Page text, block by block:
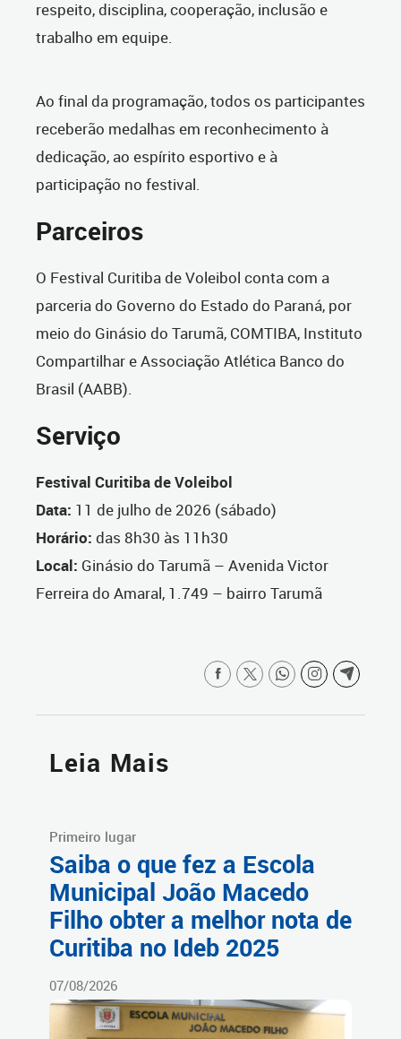
respeito, disciplina, cooperação, inclusão e
trabalho em equipe.
Ao final da programação, todos os participantes
receberão medalhas em reconhecimento à
dedicação, ao espírito esportivo e à
participação no festival.
Parceiros
O Festival Curitiba de Voleibol conta com a
parceria do Governo do Estado do Paraná, por
meio do Ginásio do Tarumã, COMTIBA, Instituto
Compartilhar e Associação Atlética Banco do
Brasil (AABB).
Serviço
Festival Curitiba de Voleibol
Data: 11 de julho de 2026 (sábado)
Horário: das 8h30 às 11h30
Local: Ginásio do Tarumã – Avenida Victor
Ferreira do Amaral, 1.749 – bairro Tarumã
Leia Mais
Primeiro lugar
Saiba o que fez a Escola
Municipal João Macedo
Filho obter a melhor nota de
Curitiba no Ideb 2025
07/08/2026